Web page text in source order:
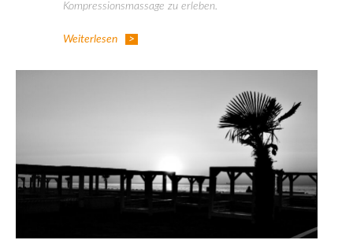
Kompressionsmassage zu erleben.
Weiterlesen